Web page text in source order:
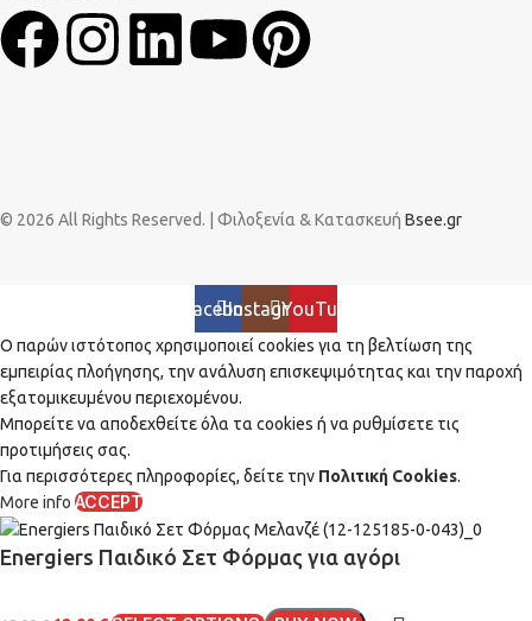
© 2026 All Rights Reserved. | Φιλοξενία & Κατασκευή Bsee.gr
FacebookInstagramYouTube
Ο παρών ιστότοπος χρησιμοποιεί cookies για τη βελτίωση της
εμπειρίας πλοήγησης, την ανάλυση επισκεψιμότητας και την παροχή
εξατομικευμένου περιεχομένου.
Μπορείτε να αποδεχθείτε όλα τα cookies ή να ρυθμίσετε τις
προτιμήσεις σας.
Για περισσότερες πληροφορίες, δείτε την Πολιτική Cookies.
More info ACCEPT
Energiers Παιδικό Σετ Φόρμας για αγόρι